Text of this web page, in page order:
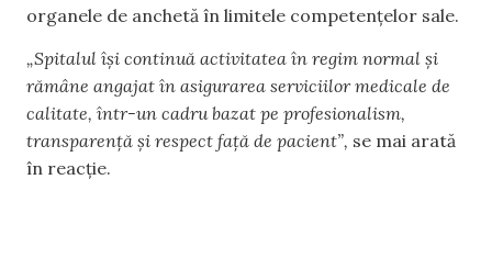
organele de anchetă în limitele competențelor sale.
„Spitalul își continuă activitatea în regim normal și
rămâne angajat în asigurarea serviciilor medicale de
calitate, într-un cadru bazat pe profesionalism,
transparență și respect față de pacient”, se mai arată
în reacție.